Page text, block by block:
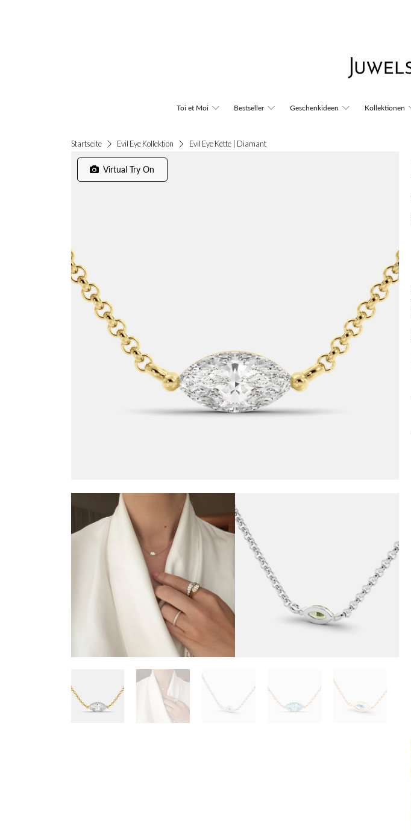
Toi et Moi Bestseller Geschenkideen Kollektionen
Startseite Evil Eye Kollektion Evil Eye Kette | Diamant
Virtual Try On